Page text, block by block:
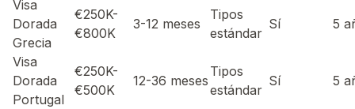
Visa
Dorada
Grecia
€250K-
€800K
3-12 meses
Tipos
estándar
Sí 5
Visa
Dorada
Portugal
€250K-
€500K
12-36 meses
Tipos
estándar
Sí 5